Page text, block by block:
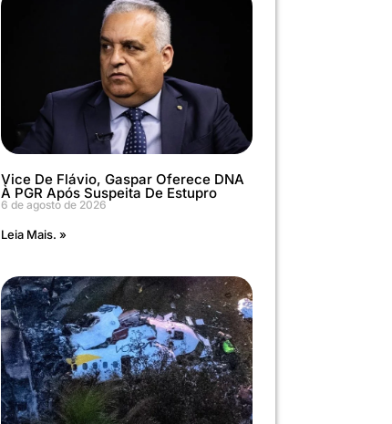
Vice De Flávio, Gaspar Oferece DNA
À PGR Após Suspeita De Estupro
6 de agosto de 2026
Leia Mais. »